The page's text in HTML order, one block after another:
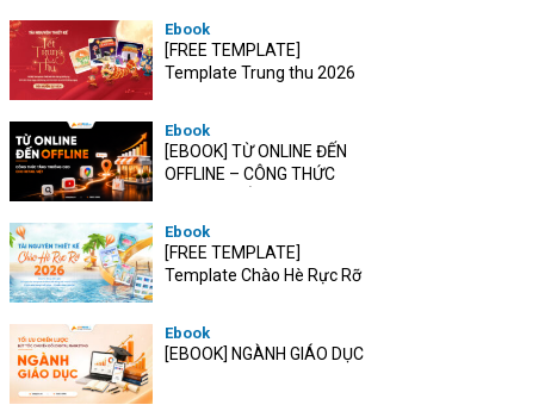
Ebook
[FREE TEMPLATE]
Template Trung thu 2026
Ebook
[EBOOK] TỪ ONLINE ĐẾN
OFFLINE – CÔNG THỨC
Ebook
[FREE TEMPLATE]
Template Chào Hè Rực Rỡ
Ebook
[EBOOK] NGÀNH GIÁO DỤC